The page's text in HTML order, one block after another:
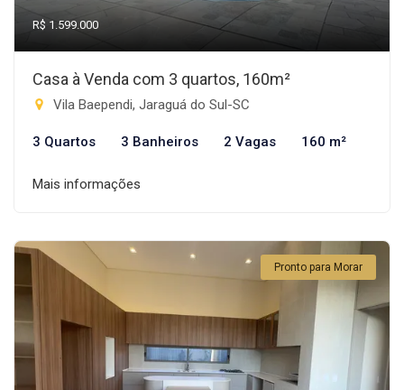
R$ 1.599.000
Casa à Venda com 3 quartos, 160m²
Vila Baependi, Jaraguá do Sul-SC
3 Quartos 3 Banheiros 2 Vagas 160 m²
Mais informações
Pronto para Morar